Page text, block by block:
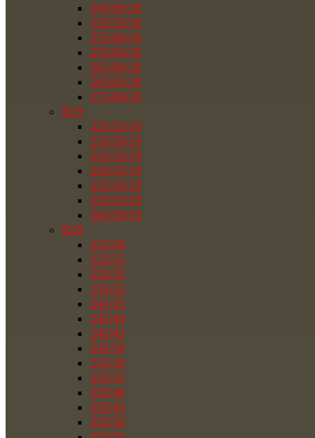
245/60/18
255/55/18
255/60/18
255/65/18
265/60/18
265/65/18
275/60/18
R19
225/55/19
235/50/19
235/55/19
245/55/19
255/50/19
255/55/19
265/50/19
R20
225/50
225/55
235/35
235/55
245/35
245/40
245/45
245/50
255/30
255/35
255/40
255/45
255/50